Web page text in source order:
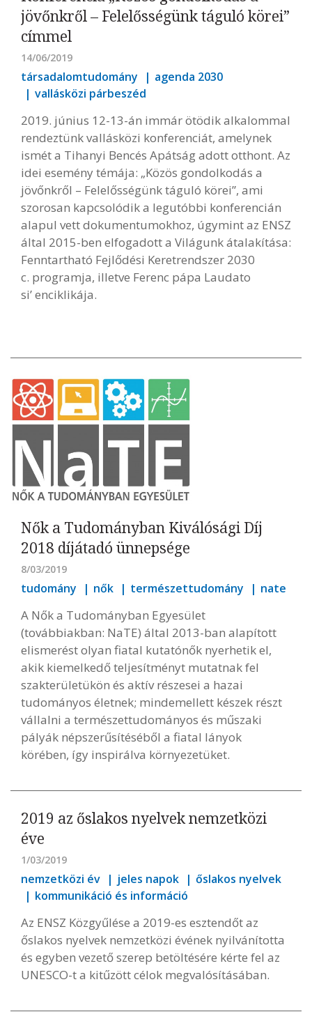
jövőnkről – Felelősségünk táguló körei”
címmel
14/06/2019
társadalomtudomány
agenda 2030
vallásközi párbeszéd
2019. június 12-13-án immár ötödik alkalommal
rendeztünk vallásközi konferenciát, amelynek
ismét a Tihanyi Bencés Apátság adott otthont. Az
idei esemény témája: „Közös gondolkodás a
jövőnkről – Felelősségünk táguló körei”, ami
szorosan kapcsolódik a legutóbbi konferencián
alapul vett dokumentumokhoz, úgymint az ENSZ
által 2015-ben elfogadott a Világunk átalakítása:
Fenntartható Fejlődési Keretrendszer 2030
c. programja, illetve Ferenc pápa Laudato
si’ enciklikája.
Nők a Tudományban Kiválósági Díj
2018 díjátadó ünnepsége
8/03/2019
tudomány nők természettudomány nate
A Nők a Tudományban Egyesület
(továbbiakban: NaTE) által 2013-ban alapított
elismerést olyan fiatal kutatónők nyerhetik el,
akik kiemelkedő teljesítményt mutatnak fel
szakterületükön és aktív részesei a hazai
tudományos életnek; mindemellett készek részt
vállalni a természettudományos és műszaki
pályák népszerűsítéséből a fiatal lányok
körében, így inspirálva környezetüket.
2019 az őslakos nyelvek nemzetközi
éve
1/03/2019
nemzetközi év jeles napok
őslakos nyelvek
kommunikáció és információ
Az ENSZ Közgyűlése a 2019-es esztendőt az
őslakos nyelvek nemzetközi évének nyilvánította
és egyben vezető szerep betöltésére kérte fel az
UNESCO-t a kitűzött célok megvalósításában.